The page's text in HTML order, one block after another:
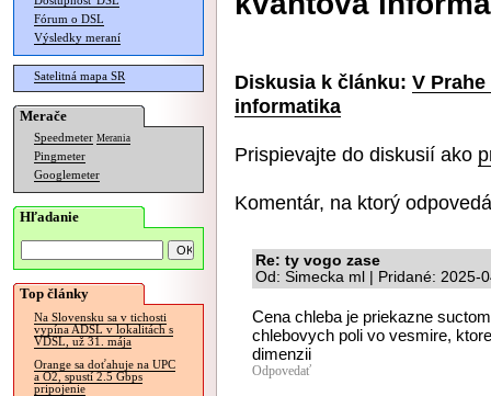
Fórum o DSL
Výsledky meraní
Satelitná mapa SR
Merače
Speedmeter Merania
Pingmeter
Googlemeter
Hľadanie
Top články
Na Slovensku sa v tichosti
vypína ADSL v lokalitách s
VDSL, už 31. mája
Orange sa doťahuje na UPC
a O2, spustí 2.5 Gbps
pripojenie
Diskusia k článku: V
informatika
Prispievajte do diskusií ako
Komentár, na ktorý
Re: ty vogo zase
Od: Simecka ml | Pridané: 2025-
Cena chleba je priekazne
chlebovych poli vo vesmire,
dimenzii
Odpovedať